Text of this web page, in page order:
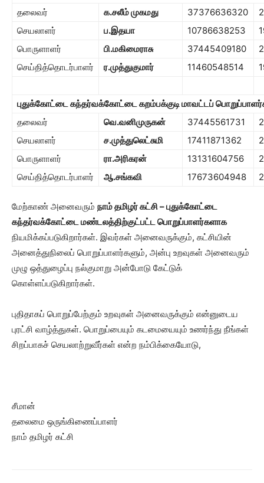
தலைவர்
க.சலீம் முகமது 37376636320
செயலாளர்
ப.இதயா 10786638253
பொருளாளர்
பி.மகிமைராசு 37445409180
செய்தித்தொடர்பாளர்
ர.முத்துகுமார் 11460548514
புதுக்கோட்டை கந்தர்வக்கோட்டை கறம்பக்குடி மாவட்டப்
தலைவர்
வெ.வனிமுருகன் 37445561731
செயலாளர்
ச.முத்துலெட்சுமி 17411871362
பொருளாளர்
ரா.அரிகரன் 13131604756
செய்தித்தொடர்பாளர்
ஆ.சங்கவி 17673604948
மேற்காண் அனைவரும் நாம் தமிழர் கட்சி – புதுக்கோட்டை
கந்தர்வக்கோட்டை மண்டலத்திற்குட்பட்ட பொறுப்பாளர்களாக
நியமிக்கப்படுகிறார்கள். இவர்கள் அனைவருக்கும், கட்சியின்
அனைத்துநிலைப் பொறுப்பாளர்களும், அன்பு உறவுகள் அனைவரும்
முழு ஒத்துழைப்பு நல்குமாறு அன்போடு கேட்டுக்
கொள்ளப்படுகிறார்கள்.
புதிதாகப் பொறுப்பேற்கும் உறவுகள் அனைவருக்கும் என்னுடைய
புரட்சி வாழ்த்துகள். பொறுப்பையும் கடமையையும் உணர்ந்து நீங்கள்
சிறப்பாகச் செயலாற்றுவீர்கள் என்ற நம்பிக்கையோடு,
சீமான்
தலைமை ஒருங்கிணைப்பாளர்
நாம் தமிழர் கட்சி